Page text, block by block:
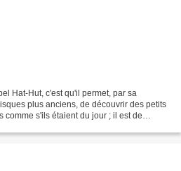
Hat-Hut, c'est qu'il permet, par sa
plus anciens, de découvrir des petits
comme s'ils étaient du jour ; il est de